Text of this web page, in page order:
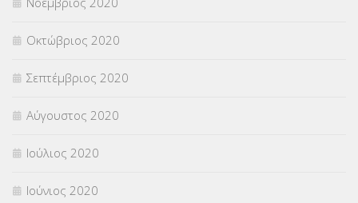
Οκτώβριος 2020
Σεπτέμβριος 2020
Αύγουστος 2020
Ιούλιος 2020
Ιούνιος 2020